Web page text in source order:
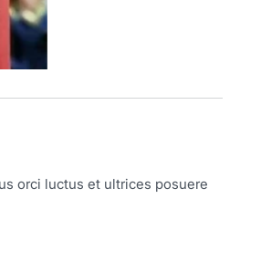
orci luctus et ultrices posuere